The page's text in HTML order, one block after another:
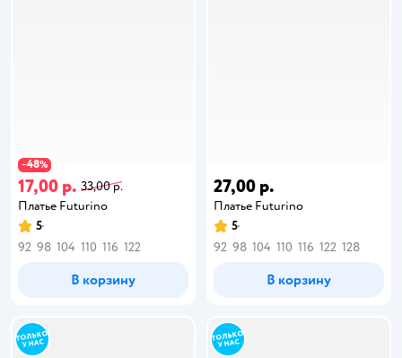
−48%
17,00 р. 33,00 р.
Платье Futurino
5
92 98 104 110 116 122
В корзину
27,00 р.
Платье Futurino
5
92 98 104 110 116 122 128
В корзину